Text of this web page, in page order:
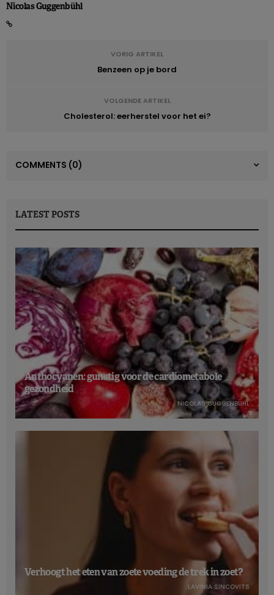
Nicolas Guggenbühl
VORIG ARTIKEL
Benzeen op je bord
VOLGENDE ARTIKEL
Cholesterol: eerherstel voor het ei?
COMMENTS (0)
LATEST POSTS
Anthocyanen: gunstig voor de cardiometabole
gezondheid
NICOLAS GUGGENBÜHL
Verhoogt het eten van zoete voeding de trek in zoet?
LAVINIA SINCOVITS